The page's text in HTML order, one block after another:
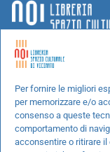
Per fornire le migliori
per memorizzare e/o
consenso a queste
comportamento di
acconsentire o ritirare
Chi siamo
Progetti speciali
Richiedi un libro
Spedizioni